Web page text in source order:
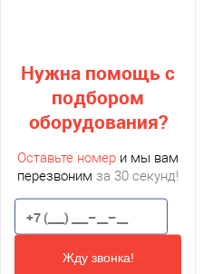
Нужна помощь с
подбором
оборудования?
Оставьте номер и мы вам
перезвоним за 30 секунд!
Жду звонка!